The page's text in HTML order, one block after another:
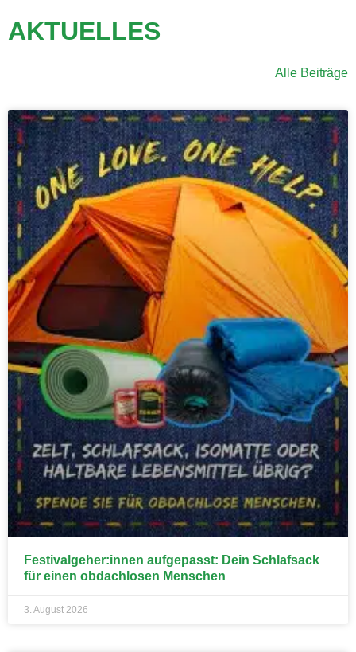
AKTUELLES
Alle Beiträge
Festivalgeher:innen aufgepasst: Dein Schlafsack
für einen obdachlosen Menschen
3. August 2026